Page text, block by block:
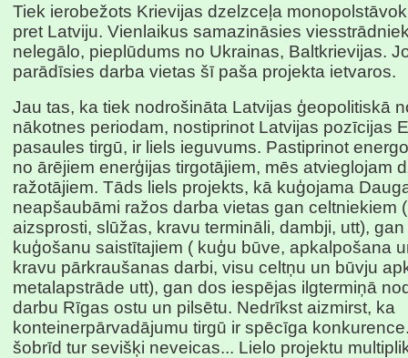
Tiek ierobežots Krievijas dzelzceļa
pret Latviju. Vienlaikus samazināsies
nelegālo, pieplūdums no Ukrainas, Baltkrievijas.
parādīsies darba vietas šī paša projekta ietvaros.
Jau tas, ka tiek nodrošināta Latvijas ģeopolitiskā
nākotnes periodam, nostiprinot Latvijas pozīcijas
pasaules tirgū, ir liels ieguvums. Pastiprinot
no ārējiem enerģijas tirgotājiem, mēs atvieglojam
ražotājiem. Tāds liels projekts, kā kuģojama
neapšaubāmi ražos darba vietas gan celtniekiem
aizsprosti, slūžas, kravu termināli, dambji, utt),
kuģošanu saistītajiem ( kuģu būve, apkalpošana
kravu pārkraušanas darbi, visu celtņu un būvju
metalapstrāde utt), gan dos iespējas ilgtermiņā
darbu Rīgas ostu un pilsētu. Nedrīkst aizmirst, ka
konteinerpārvadājumu tirgū ir spēcīga
šobrīd tur sevišķi neveicas... Lielo projektu